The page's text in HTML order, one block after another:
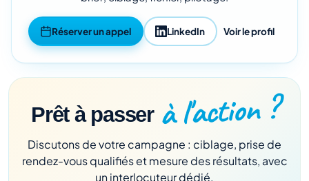
Réserver un appel LinkedIn Voir le profil
Prêt à passer à l'action ?
Discutons de votre campagne : ciblage, prise de
rendez-vous qualifiés et mesure des résultats, avec
un interlocuteur dédié.